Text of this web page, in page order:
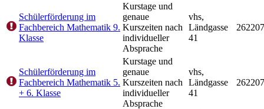
Schülerförderung im
Fachbereich Mathematik 9.
Klasse
Kurstage und
genaue
Kurszeiten nach
individueller
Absprache
vhs,
Ländgasse
41
Schülerförderung im
Fachbereich Mathematik 5.
+ 6. Klasse
Kurstage und
genaue
Kurszeiten nach
individueller
Absprache
vhs,
Ländgasse
41